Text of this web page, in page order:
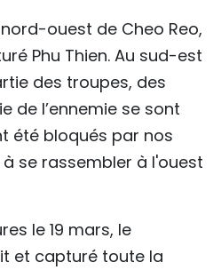
ouest de Cheo Reo,
Phu Thien. Au sud-est
des troupes, des
de l’ennemie se sont
été bloqués par nos
se rassembler à l'ouest
le 19 mars, le
et capturé toute la